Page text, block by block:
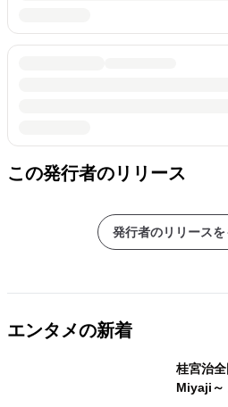
この発行者のリリース
発行者のリリース
エンタメの新着
桂宮治
Miyaji～